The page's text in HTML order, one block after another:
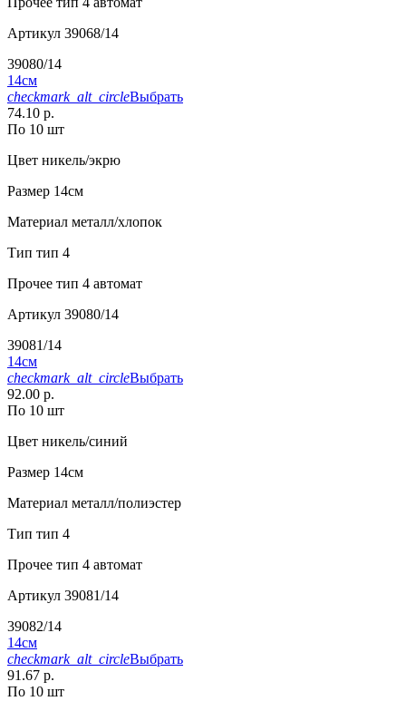
Артикул 39068/14
39080/14
14см
checkmark_alt_circleВыбрать
74.10 р.
По 10 шт
Цвет никель/экрю
Размер 14см
Материал металл/хлопок
Тип тип 4
Прочее тип 4 автомат
Артикул 39080/14
39081/14
14см
checkmark_alt_circleВыбрать
92.00 р.
По 10 шт
Цвет никель/синий
Размер 14см
Материал металл/полиэстер
Тип тип 4
Прочее тип 4 автомат
Артикул 39081/14
39082/14
14см
checkmark_alt_circleВыбрать
91.67 р.
По 10 шт